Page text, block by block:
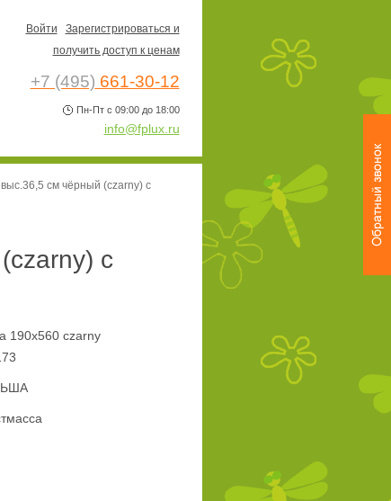
см чёрный (czarny) с
с
190x560 czarny
Войти
Зарегистрироваться и
получить доступ к ценам
+7 (495) 661-30-12
Пн-Пт с 09:00 до 18:00
info@fplux.ru